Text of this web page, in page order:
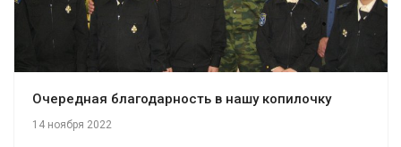
Очередная благодарность в нашу копилочку
14 ноября 2022